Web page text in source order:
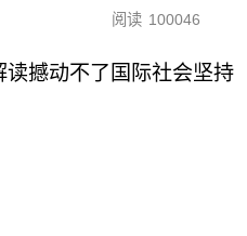
阅读 100046
撼动不了国际社会坚持